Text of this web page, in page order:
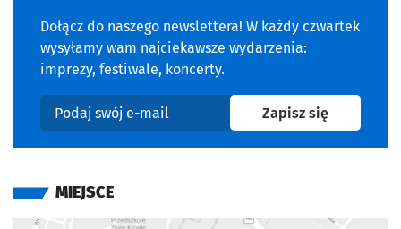
Dołącz do naszego newslettera! W każdy czwartek
wysyłamy wam najciekawsze wydarzenia:
imprezy, festiwale, koncerty.
Podaj swój e-mail
Zapisz sięna
MIEJSCE